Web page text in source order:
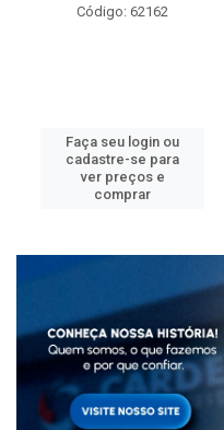
Código: 62162
Faça seu login ou
cadastre-se para
ver preços e
comprar